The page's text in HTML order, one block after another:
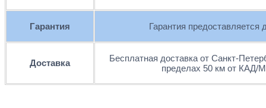
Гарантия Гарантия предоставляется
Доставка
Бесплатная доставка от Санкт-
пределах 50 км от КАД/